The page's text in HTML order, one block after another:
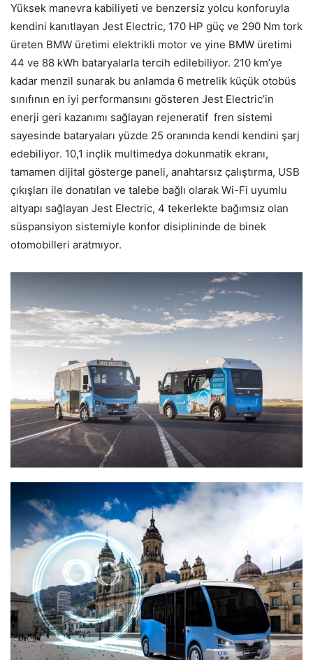
Yüksek manevra kabiliyeti ve benzersiz yolcu konforuyla
kendini kanıtlayan Jest Electric, 170 HP güç ve 290 Nm tork
üreten BMW üretimi elektrikli motor ve yine BMW üretimi
44 ve 88 kWh bataryalarla tercih edilebiliyor. 210 km’ye
kadar menzil sunarak bu anlamda 6 metrelik küçük otobüs
sınıfının en iyi performansını gösteren Jest Electric’in
enerji geri kazanımı sağlayan rejeneratif fren sistemi
sayesinde bataryaları yüzde 25 oranında kendi kendini şarj
edebiliyor. 10,1 inçlik multimedya dokunmatik ekranı,
tamamen dijital gösterge paneli, anahtarsız çalıştırma, USB
çıkışları ile donatılan ve talebe bağlı olarak Wi-Fi uyumlu
altyapı sağlayan Jest Electric, 4 tekerlekte bağımsız olan
süspansiyon sistemiyle konfor disiplininde de binek
otomobilleri aratmıyor.